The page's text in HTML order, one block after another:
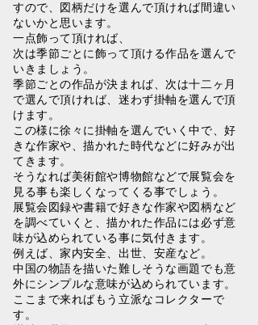
すので、図柄だけを選んで頂ければ間違い
ないかと思います。
一点飾って頂ければ、
次は季節ごとに飾って頂ける作品を選んで
いきましょう。
季節ごとの作品が決まれば、次は十二ヶ月
で選んで頂ければ、迷わず掛軸を選んで頂
けます。
この様に徐々に掛軸を選んでいく中で、好
きな作家や、描かれた時代などに好みが出
てきます。
そうなれば美術館や博物館などで展覧会を
見る事も楽しくなってくる事でしょう。
展覧会図録や書籍で好きな作家や図柄など
を調べていくと、描かれた作品には必ず意
味が込められている事に気付きます。
例えば、家内安全、出世、安産など。
中国の物語を描いた難しそうな画題でも意
外にシンプルな意味が込められています。
ここまで来ればもう立派なコレクターで
す。